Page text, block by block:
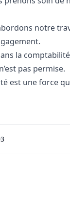
notre
la
pas permise.
est une force